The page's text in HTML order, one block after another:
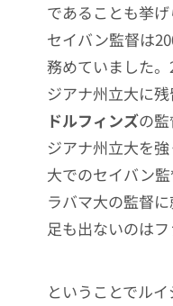
であることも挙
セイバン監督は
務めていました
ジアナ州立大に
ドルフィンズの
ジアナ州立大を
大でのセイバン
ラバマ大の監督
足も出ないのはフ
ということでル